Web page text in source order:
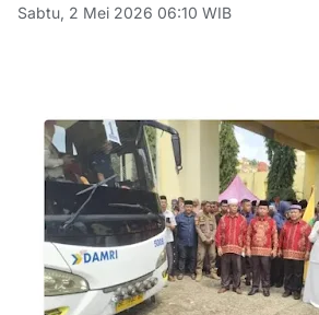
Sabtu, 2 Mei 2026 06:10 WIB